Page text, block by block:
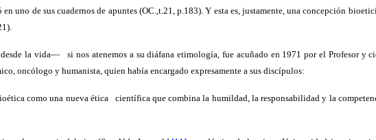
en uno de sus cuadernos de apuntes (OC.,t.21, p.183). Y esta es, justamente, una concepción
desde la vida—
si nos atenemos a su diáfana etimología, fue acuñado en 1971 por el Profesor y
oncólogo y humanista, quien había encargado expresamente a sus discípulos:
como una nueva ética
científica que combina la humildad, la responsabilidad y la